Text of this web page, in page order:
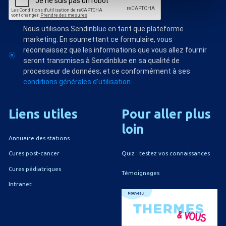
Nous utilisons Sendinblue en tant que plateforme
marketing. En soumettant ce formulaire, vous
reconnaissez que les informations que vous allez fournir
seront transmises à Sendinblue en sa qualité de
processeur de données; et ce conformément à ses
conditions générales d'utilisation
Liens utiles
Annuaire des stations
Cures post-cancer
Cures pédiatriques
Intranet
Pour aller plus
loin
Quiz : testez vos connaissances
Témoignages